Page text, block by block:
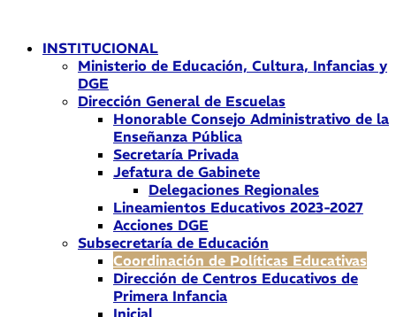
contenidoINSTITUCIONAL
Ministerio de Educación, Cultura, Infancias y
DGE
Dirección General de Escuelas
Honorable Consejo Administrativo de la
Enseñanza Pública
Secretaría Privada
Jefatura de Gabinete
Delegaciones Regionales
Lineamientos Educativos 2023-2027
Acciones DGE
Subsecretaría de Educación
Coordinación de Políticas Educativas
Dirección de Centros Educativos de
Primera Infancia
Inicial